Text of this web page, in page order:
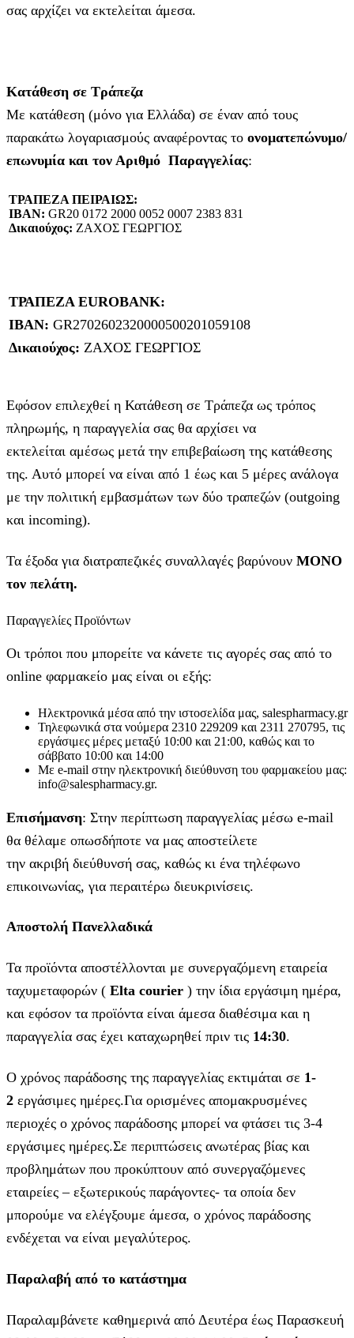
σας αρχίζει να εκτελείται άμεσα.
Κατάθεση σε Τράπεζα
Με κατάθεση (μόνο για Ελλάδα) σε έναν από τους
παρακάτω λογαριασμούς αναφέροντας το ονοματεπώνυμο/
επωνυμία και τον Αριθμό Παραγγελίας:
ΤΡΑΠΕΖΑ ΠΕΙΡΑΙΩΣ:
IBAN: GR20 0172 2000 0052 0007 2383 831
Δικαιούχος: ΖΑΧΟΣ ΓΕΩΡΓΙΟΣ
ΤΡΑΠΕΖΑ EUROBANK:
IBAN: GR2702602320000500201059108
Δικαιούχος: ΖΑΧΟΣ ΓΕΩΡΓΙΟΣ
Εφόσον επιλεχθεί η Κατάθεση σε Τράπεζα ως τρόπος
πληρωμής, η παραγγελία σας θα αρχίσει να
εκτελείται αμέσως μετά την επιβεβαίωση της κατάθεσης
της. Αυτό μπορεί να είναι από 1 έως και 5 μέρες ανάλογα
με την πολιτική εμβασμάτων των δύο τραπεζών (outgoing
και incoming).
Τα έξοδα για διατραπεζικές συναλλαγές βαρύνουν MONO
τον πελάτη.
Παραγγελίες Προϊόντων
Οι τρόποι που μπορείτε να κάνετε τις αγορές σας από το
online φαρμακείο μας είναι οι εξής:
Ηλεκτρονικά μέσα από την ιστοσελίδα μας, salespharmacy.gr
Τηλεφωνικά στα νούμερα 2310 229209 και 2311 270795, τις
εργάσιμες μέρες μεταξύ 10:00 και 21:00, καθώς και το
σάββατο 10:00 και 14:00
Με e-mail στην ηλεκτρονική διεύθυνση του φαρμακείου μας:
info@salespharmacy.gr.
Επισήμανση: Στην περίπτωση παραγγελίας μέσω e-mail
θα θέλαμε οπωσδήποτε να μας αποστείλετε
την ακριβή διεύθυνσή σας, καθώς κι ένα τηλέφωνο
επικοινωνίας, για περαιτέρω διευκρινίσεις.
Αποστολή Πανελλαδικά
Τα προϊόντα αποστέλλονται με συνεργαζόμενη εταιρεία
ταχυμεταφορών ( Elta courier ) την ίδια εργάσιμη ημέρα,
και εφόσον τα προϊόντα είναι άμεσα διαθέσιμα και η
παραγγελία σας έχει καταχωρηθεί πριν τις 14:30.
Ο χρόνος παράδοσης της παραγγελίας εκτιμάται σε 1-
2 εργάσιμες ημέρες.Για ορισμένες απομακρυσμένες
περιοχές ο χρόνος παράδοσης μπορεί να φτάσει τις 3-4
εργάσιμες ημέρες.Σε περιπτώσεις ανωτέρας βίας και
προβλημάτων που προκύπτουν από συνεργαζόμενες
εταιρείες – εξωτερικούς παράγοντες- τα οποία δεν
μπορούμε να ελέγξουμε άμεσα, ο χρόνος παράδοσης
ενδέχεται να είναι μεγαλύτερος.
Παραλαβή από το κατάστημα
Παραλαμβάνετε καθημερινά από Δευτέρα έως Παρασκευή